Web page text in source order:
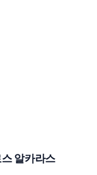
알카라스